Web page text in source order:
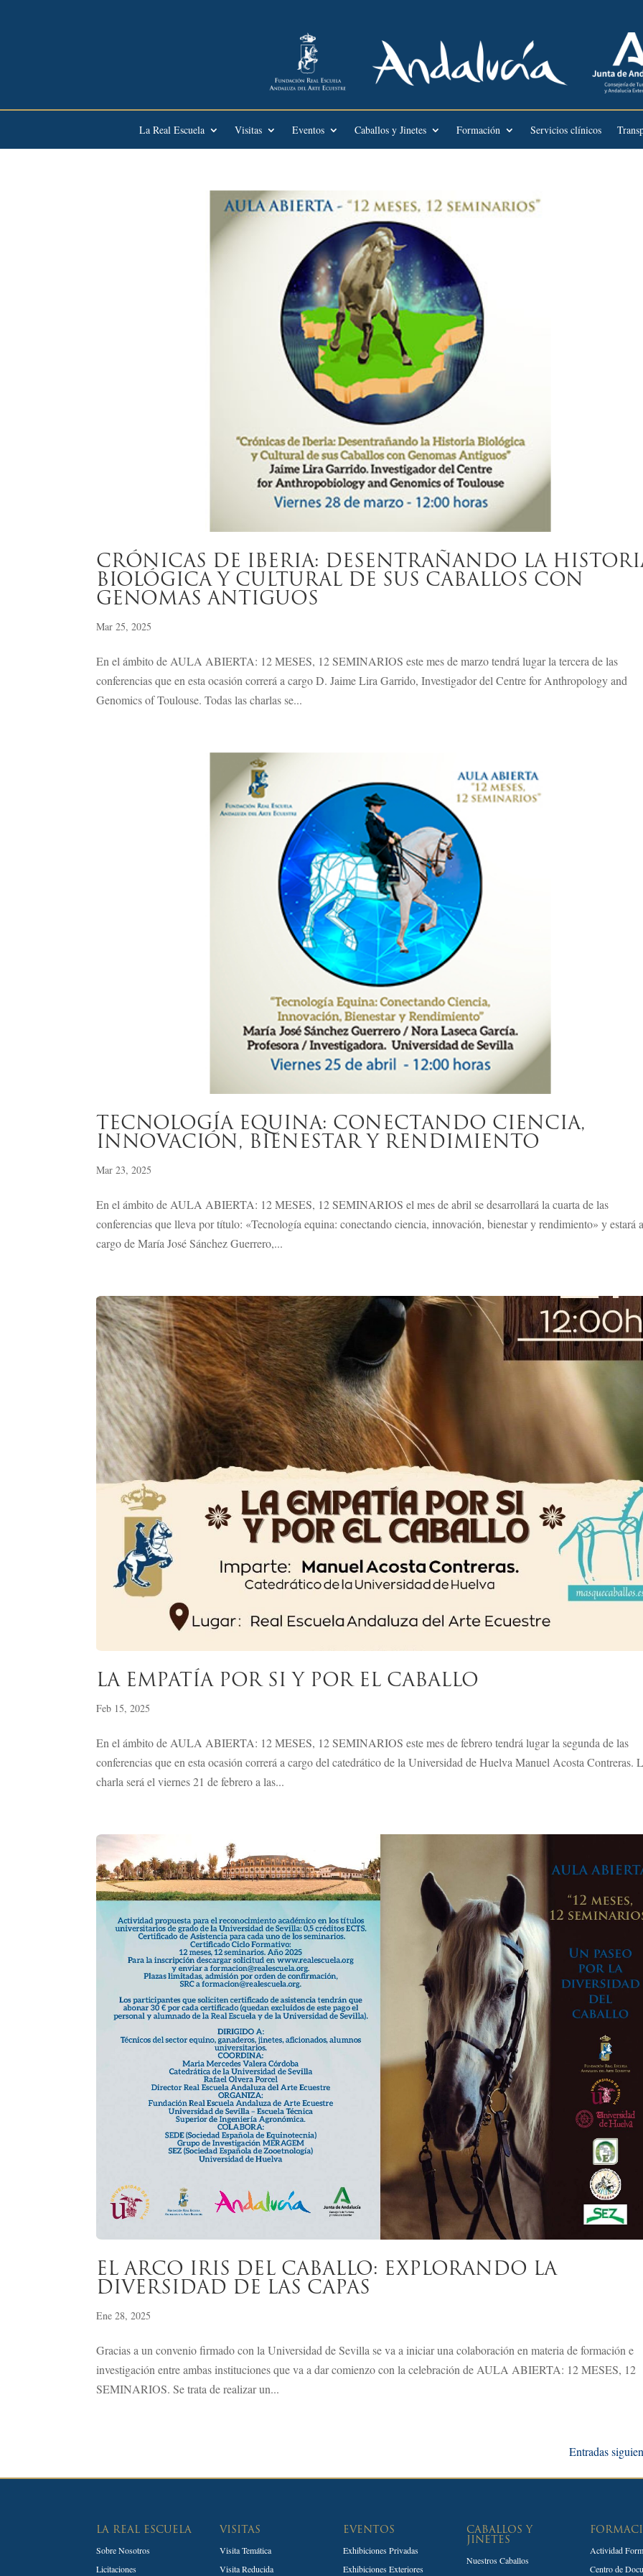
La Real Escuela Visitas Eventos Caballos y Jinetes Formación Servicios clínicos
CRÓNICAS DE IBERIA: DESENTRAÑANDO LA
BIOLÓGICA Y CULTURAL DE SUS CABALLOS CON
GENOMAS ANTIGUOS
Mar 25, 2025
En el ámbito de AULA ABIERTA: 12 MESES, 12 SEMINARIOS este mes de marzo tendrá lugar la tercera de las
conferencias que en esta ocasión correrá a cargo D. Jaime Lira Garrido, Investigador del Centre for Anthropology and
Genomics of Toulouse. Todas las charlas se...
TECNOLOGÍA EQUINA: CONECTANDO CIENCIA,
INNOVACIÓN, BIENESTAR Y RENDIMIENTO
Mar 23, 2025
En el ámbito de AULA ABIERTA: 12 MESES, 12 SEMINARIOS el mes de abril se desarrollará la cuarta de las
conferencias que lleva por título: «Tecnología equina: conectando ciencia, innovación, bienestar y rendimiento» y estará
cargo de María José Sánchez Guerrero,...
LA EMPATÍA POR SI Y POR EL CABALLO
Feb 15, 2025
En el ámbito de AULA ABIERTA: 12 MESES, 12 SEMINARIOS este mes de febrero tendrá lugar la segunda de las
conferencias que en esta ocasión correrá a cargo del catedrático de la Universidad de Huelva Manuel Acosta Contreras.
charla será el viernes 21 de febrero a las...
EL ARCO IRIS DEL CABALLO: EXPLORANDO LA
DIVERSIDAD DE LAS CAPAS
Ene 28, 2025
Gracias a un convenio firmado con la Universidad de Sevilla se va a iniciar una colaboración en materia de formación e
investigación entre ambas instituciones que va a dar comienzo con la celebración de AULA ABIERTA: 12 MESES, 12
SEMINARIOS. Se trata de realizar un...
Entradas
LA REAL ESCUELA
Sobre Nosotros
Licitaciones
VISITAS
Visita Temática
Visita Reducida
EVENTOS
Exhibiciones Privadas
Exhibiciones Exteriores
CABALLOS Y
JINETES
Nuestros Caballos
Actividad
Centro de